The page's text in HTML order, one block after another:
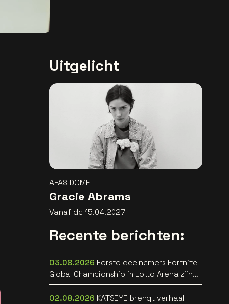
Uitgelicht
AFAS DOME
Gracie Abrams
Vanaf do 15.04.2027
Recente berichten:
03.08.2026 Eerste deelnemers Fortnite
Global Championship in Lotto Arena zijn
bekend
02.08.2026 KATSEYE brengt verhaal